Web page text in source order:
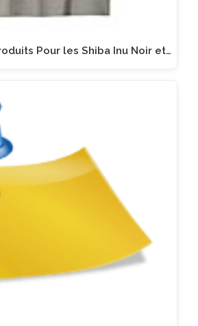
Pour les Shiba Inu Noir et…